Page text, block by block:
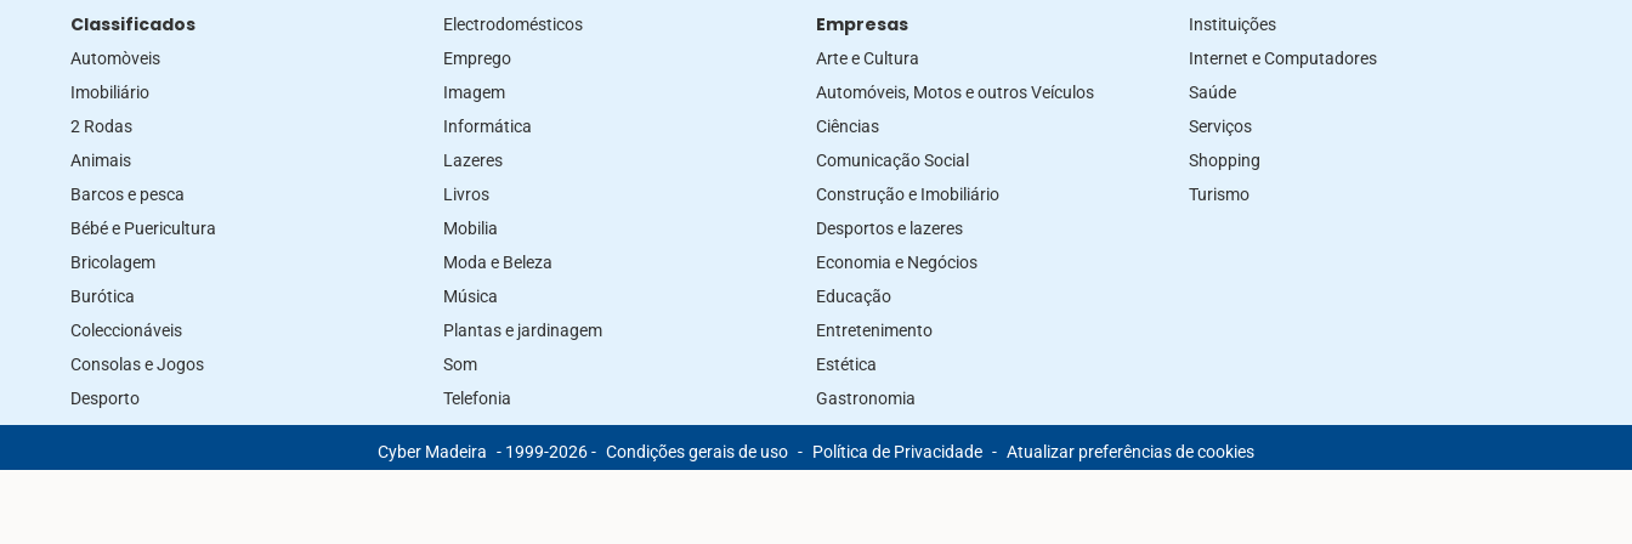
Classificados
Automòveis
Imobiliário
2 Rodas
Animais
Barcos e pesca
Bébé e Puericultura
Bricolagem
Burótica
Coleccionáveis
Consolas e Jogos
Desporto
Electrodomésticos
Emprego
Imagem
Informática
Lazeres
Livros
Mobilia
Moda e Beleza
Música
Plantas e jardinagem
Som
Telefonia
Empresas
Arte e Cultura
Automóveis, Motos e outros Veículos
Ciências
Comunicação Social
Construção e Imobiliário
Desportos e lazeres
Economia e Negócios
Educação
Entretenimento
Estética
Gastronomia
Instituições
Internet e Computadores
Saúde
Serviços
Shopping
Turismo
Cyber Madeira - 1999-2026 - Condições gerais de uso - Política de Privacidade - Atualizar preferências de cookies